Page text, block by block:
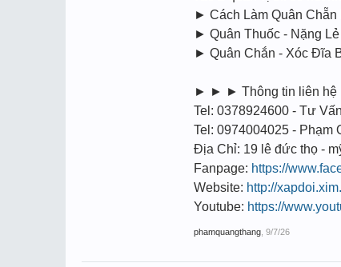
► Cách Làm Quân
► Quân Thuốc - Nặng
► Quân Chắn - Xóc Đĩa
► ► ► Thông tin liên hệ
Tel: 0378924600 - Tư Vấn
Tel: 0974004025 - Phạm
Địa Chỉ: 19 lê đức thọ -
Fanpage: https://
Website: http://
Youtube: https://
phamquangthang 9/7/26